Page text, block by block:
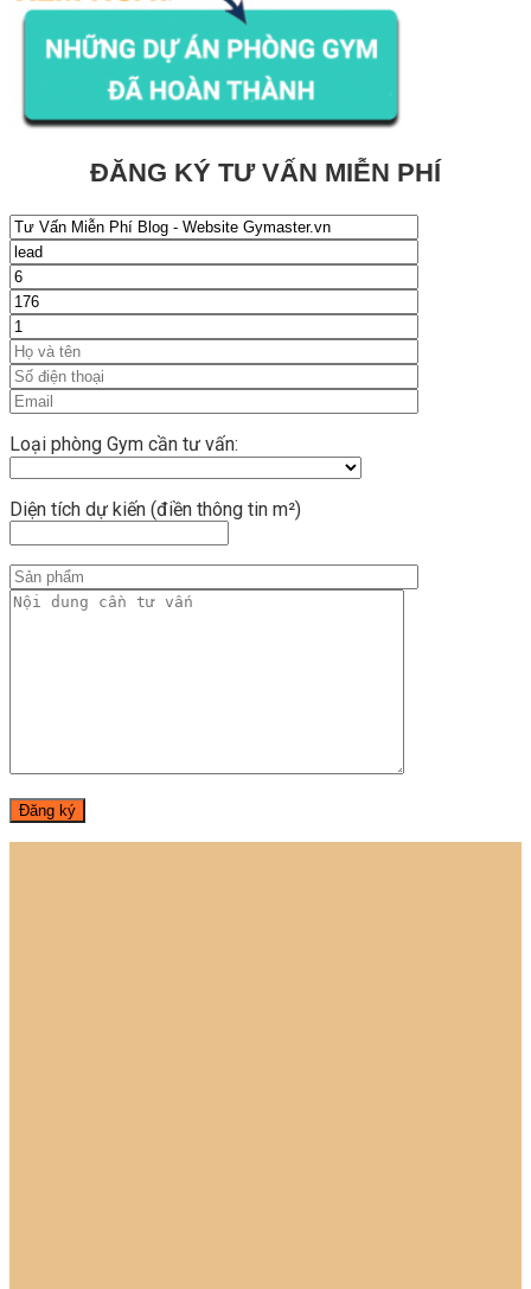
ĐĂNG KÝ TƯ VẤN MIỄN PHÍ
Loại phòng Gym cần tư vấn:
Diện tích dự kiến (điền thông tin m²)